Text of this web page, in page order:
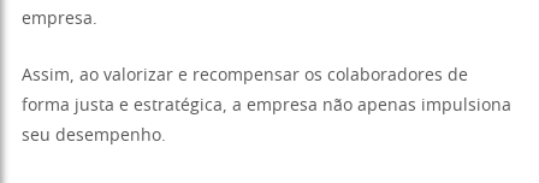
empresa.
Assim, ao valorizar e recompensar os colaboradores de
forma justa e estratégica, a empresa não apenas impulsiona
seu desempenho.